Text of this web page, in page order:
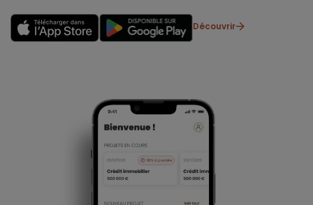
Découvrir